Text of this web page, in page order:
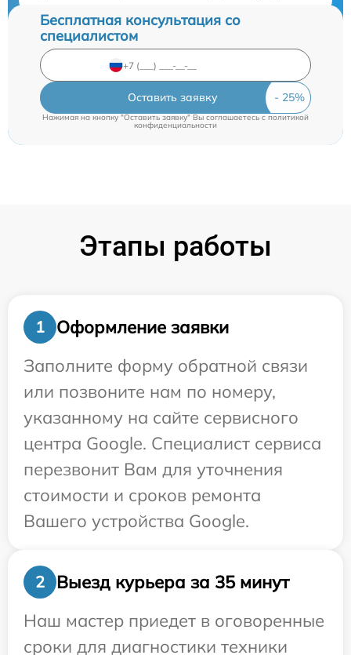
Бесплатная консультация со
специалистом
Оставить заявку
Нажимая на кнопку "Оставить заявку" Вы соглашаетесь c политикой
конфиденциальности
Этапы работы
1
Оформление заявки
Заполните форму обратной связи
или позвоните нам по номеру,
указанному на сайте сервисного
центра Google. Специалист сервиса
перезвонит Вам для уточнения
стоимости и сроков ремонта
Вашего устройства Google.
2
Выезд курьера за 35 минут
Наш мастер приедет в оговоренные
сроки для диагностики техники